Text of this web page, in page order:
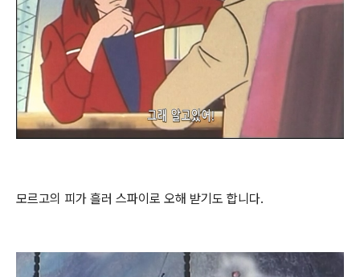
모르고의 피가 흘러 스파이로 오해 받기도 합니다.